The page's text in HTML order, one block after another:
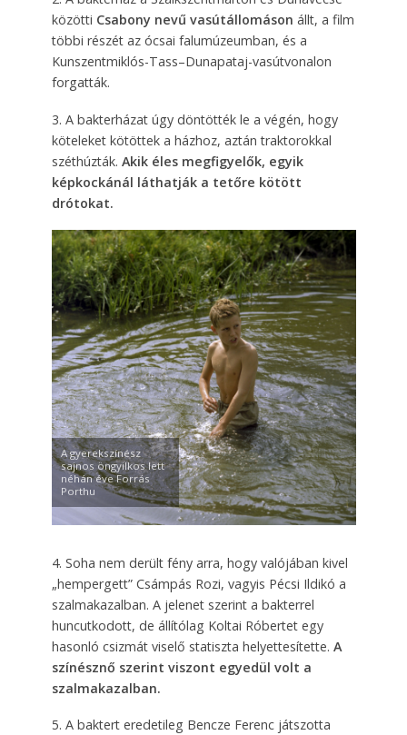
közötti Csabony nevű vasútállomáson állt, a film
többi részét az ócsai falumúzeumban, és a
Kunszentmiklós-Tass–Dunapataj-vasútvonalon
forgatták.
3. A bakterházat úgy döntötték le a végén, hogy
köteleket kötöttek a házhoz, aztán traktorokkal
széthúzták. Akik éles megfigyelők, egyik
képkockánál láthatják a tetőre kötött
drótokat.
A gyerekszínész
sajnos öngyilkos lett
néhán éve Forrás
Porthu
4. Soha nem derült fény arra, hogy valójában kivel
„hempergett” Csámpás Rozi, vagyis Pécsi Ildikó a
szalmakazalban. A jelenet szerint a bakterrel
huncutkodott, de állítólag Koltai Róbertet egy
hasonló csizmát viselő statiszta helyettesítette. A
színésznő szerint viszont egyedül volt a
szalmakazalban.
5. A baktert eredetileg Bencze Ferenc játszotta